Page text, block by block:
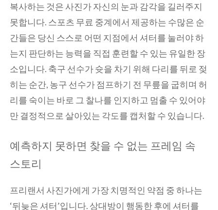
복사하는 것은 사진가 자신의 눈과 감각을 길러주지
못합니다. 스포츠 무료 중계에서 제공하는 수많은 순
간들은 당신 스스로 어떤 지점에서 셔터를 눌러야 하
는지 판단하는 능력을 직접 훈련할 수 있는 유일한 장
소입니다. 축구 선수가 슛을 차기 위해 다리를 뒤로 젖
히는 순간, 농구 선수가 점프하기 전 무릎을 굽히며 허
리를 숙이는 바로 그 찰나를 인지하고 멈출 수 있어야
만 결정적으로 살아있는 각도를 캡처할 수 있습니다.
예측하지 못하면 찾을 수 없는 프레임 속
스토리
프리랜서 사진가에게 가장 치명적인 약점 중 하나는
‘뒤늦은 셔터’입니다. 상대방이 행동한 후에 셔터를